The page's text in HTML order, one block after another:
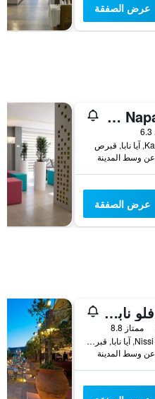
عرض الصفقة
Pambos Napa Rocs
عرض الصفقة
فندق بافلو نابا بيتش
ممتاز 8.8
71 Nissi Avenue, آيا نابا, قبرص